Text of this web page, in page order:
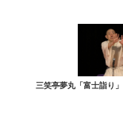
三笑亭夢丸「富士詣り」